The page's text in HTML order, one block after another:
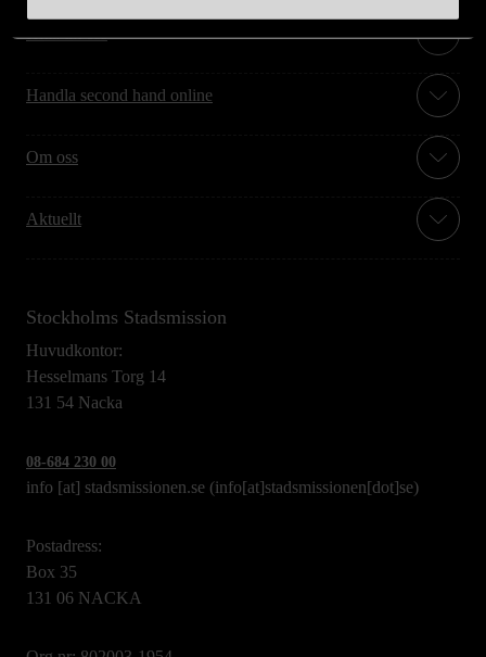
Hitta till oss
Handla second hand online
Om oss
Aktuellt
Stockholms Stadsmission
Huvudkontor:
Hesselmans Torg 14
131 54 Nacka
08-684 230 00
info [at] stadsmissionen.se (info[at]stadsmissionen[dot]se)
Postadress:
Box 35
131 06 NACKA